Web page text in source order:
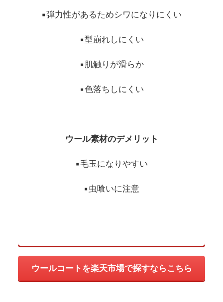
▪︎弾力性があるためシワになりにくい
▪︎型崩れしにくい
▪︎肌触りが滑らか
▪︎色落ちしにくい
ウール素材のデメリット
▪︎毛玉になりやすい
▪︎虫喰いに注意
ウールコートを楽天市場で探すならこちら